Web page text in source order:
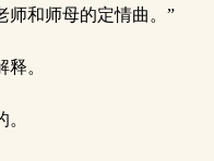
师和师母的定情曲。”
。